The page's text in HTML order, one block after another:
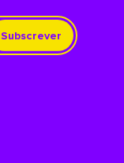
Subscrever